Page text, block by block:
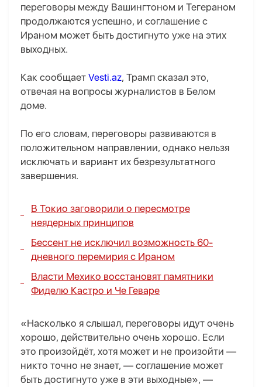
переговоры между Вашингтоном и Тегераном
продолжаются успешно, и соглашение с
Ираном может быть достигнуто уже на этих
выходных.
Как сообщает Vesti.az, Трамп сказал это,
отвечая на вопросы журналистов в Белом
доме.
По его словам, переговоры развиваются в
положительном направлении, однако нельзя
исключать и вариант их безрезультатного
завершения.
В Токио заговорили о пересмотре
неядерных принципов
Бессент не исключил возможность 60-
дневного перемирия с Ираном
Власти Мехико восстановят памятники
Фиделю Кастро и Че Геваре
«Насколько я слышал, переговоры идут очень
хорошо, действительно очень хорошо. Если
это произойдёт, хотя может и не произойти —
никто точно не знает, — соглашение может
быть достигнуто уже в эти выходные», —